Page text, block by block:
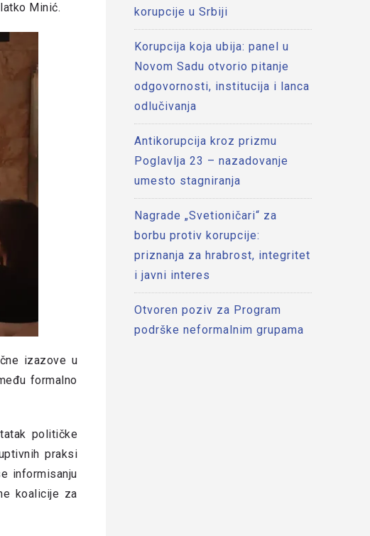
Minić.
izazove u
formalno
političke
praksi
informisanju
koalicije za
korupcije u Srbiji
Korupcija koja ubija: panel u
Novom Sadu otvorio pitanje
odgovornosti, institucija i lanca
odlučivanja
Antikorupcija kroz prizmu
Poglavlja 23 – nazadovanje
umesto stagniranja
Nagrade „Svetioničari“ za
borbu protiv korupcije:
priznanja za hrabrost, integritet
i javni interes
Otvoren poziv za Program
podrške neformalnim grupama